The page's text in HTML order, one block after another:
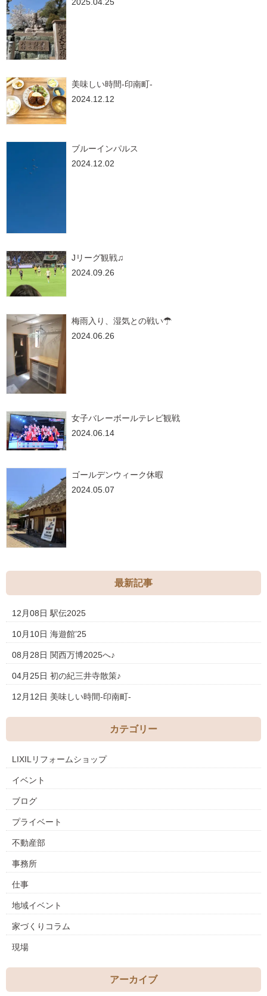
2025.04.25
美味しい時間-印南町-
2024.12.12
ブルーインパルス
2024.12.02
Jリーグ観戦♫
2024.09.26
梅雨入り、湿気との戦い☂
2024.06.26
女子バレーボールテレビ観戦
2024.06.14
ゴールデンウィーク休暇
2024.05.07
最新記事
12月08日 駅伝2025
10月10日 海遊館’25
08月28日 関西万博2025へ♪
04月25日 初の紀三井寺散策♪
12月12日 美味しい時間-印南町-
カテゴリー
LIXILリフォームショップ
イベント
ブログ
プライベート
不動産部
事務所
仕事
地域イベント
家づくりコラム
現場
アーカイブ